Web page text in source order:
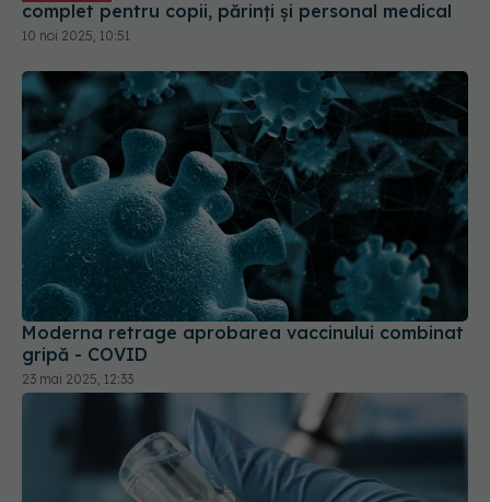
Moderna retrage aprobarea vaccinului combinat
gripă - COVID
23 mai 2025, 12:33